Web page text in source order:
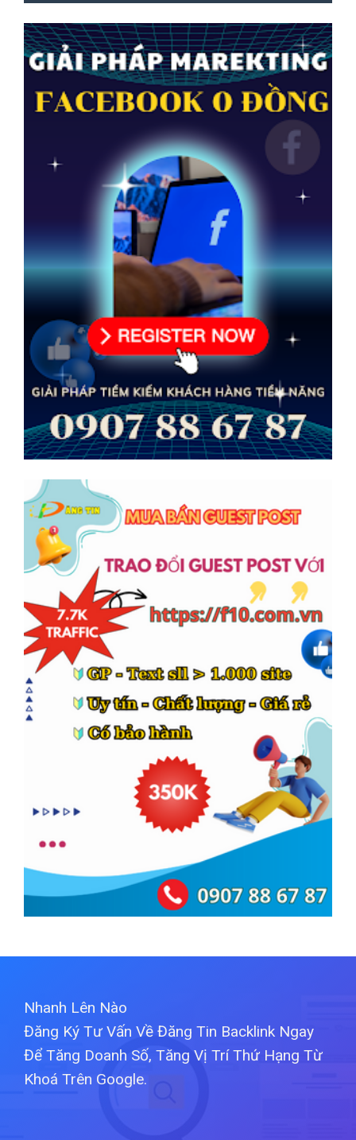
Nhanh Lên Nào
Đăng Ký Tư Vấn Về Đăng Tin Backlink Ngay
Để Tăng Doanh Số, Tăng Vị Trí Thứ Hạng Từ
Khoá Trên Google.